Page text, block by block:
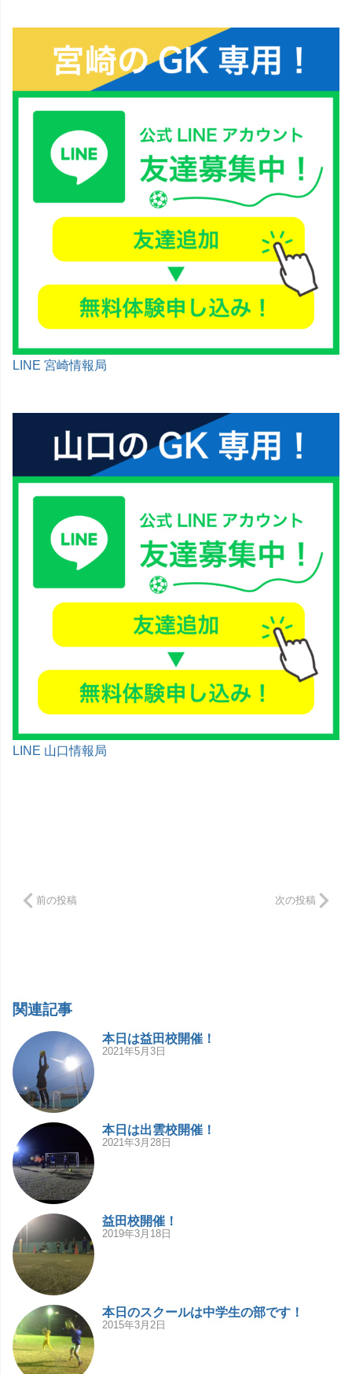
LINE 宮崎情報局
LINE 山口情報局
前の投稿 次の投稿
関連記事
本日は益田校開催！
2021年5月3日
本日は出雲校開催！
2021年3月28日
益田校開催！
2019年3月18日
本日のスクールは中学生の部です！
2015年3月2日